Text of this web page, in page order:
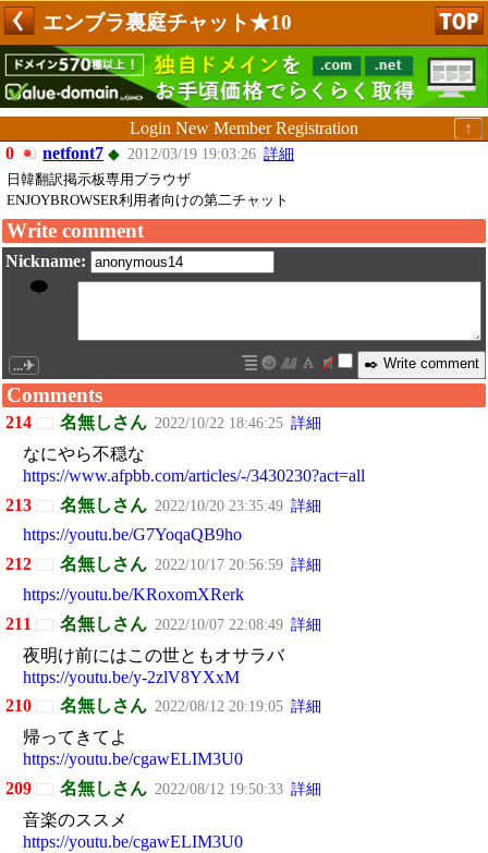
エンブラ裏庭チャット★10
↑
Login New Member Registration
0
netfont7 ◆ 2012/03/19 19:03:26 詳細
日韓翻訳掲示板専用ブラウザ
ENJOYBROWSER利用者向けの第二チャット
Write comment
Nickname:
...✈
Comments
214 名無しさん 2022/10/22 18:46:25 詳細
なにやら不穏な
https://www.afpbb.com/articles/-/3430230?act=all
213
名無しさん 2022/10/20 23:35:49 詳細
https://youtu.be/G7YoqaQB9ho
212
名無しさん 2022/10/17 20:56:59 詳細
https://youtu.be/KRoxomXRerk
211
名無しさん 2022/10/07 22:08:49 詳細
夜明け前にはこの世ともオサラバ
https://youtu.be/y-2zlV8YXxM
210
名無しさん 2022/08/12 20:19:05 詳細
帰ってきてよ
https://youtu.be/cgawELIM3U0
209
名無しさん 2022/08/12 19:50:33 詳細
音楽のススメ
https://youtu.be/cgawELIM3U0